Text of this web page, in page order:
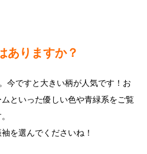
ありますか？
今ですと大きい柄が人気です！お
といった優しい色や青緑系をご覧
を選んでくださいね！